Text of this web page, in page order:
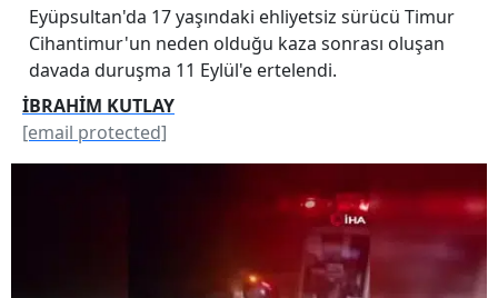
Eyüpsultan'da 17 yaşındaki ehliyetsiz sürücü Timur
Cihantimur'un neden olduğu kaza sonrası oluşan
davada duruşma 11 Eylül'e ertelendi.
İBRAHİM KUTLAY
[email protected]